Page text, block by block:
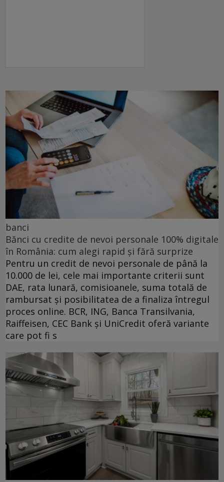
banci
Bănci cu credite de nevoi personale 100% digitale
în România: cum alegi rapid și fără surprize
Pentru un credit de nevoi personale de până la
10.000 de lei, cele mai importante criterii sunt
DAE, rata lunară, comisioanele, suma totală de
rambursat și posibilitatea de a finaliza întregul
proces online. BCR, ING, Banca Transilvania,
Raiffeisen, CEC Bank și UniCredit oferă variante
care pot fi s